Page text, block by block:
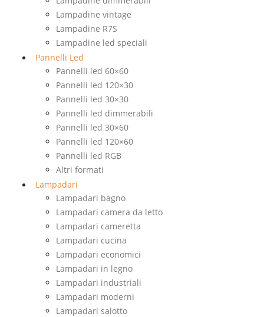
Lampadine vintage
Lampadine R7S
Lampadine led speciali
Pannelli Led
Pannelli led 60×60
Pannelli led 120×30
Pannelli led 30×30
Pannelli led dimmerabili
Pannelli led 30×60
Pannelli led 120×60
Pannelli led RGB
Altri formati
Lampadari
Lampadari bagno
Lampadari camera da letto
Lampadari cameretta
Lampadari cucina
Lampadari economici
Lampadari in legno
Lampadari industriali
Lampadari moderni
Lampadari salotto